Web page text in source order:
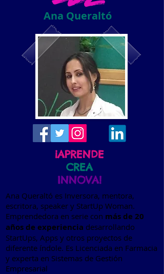
Ana Queraltó
¡APRENDE
CREA
INNOVA!
Ana Queraltó es Inversora, mentora,
escritora, speaker y StartUp Woman.
Emprendedora en serie con más de 20
años de experiencia desarrollando
StartUps, Apps y otros proyectos de
diferente índole. Es Licenciada en Farmacia
y experta en Sistemas de Gestión
Empresarial